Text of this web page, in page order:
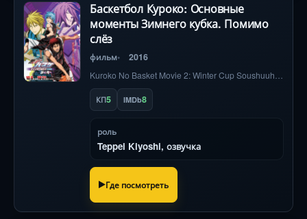
Баскетбол Куроко: Основные
моменты Зимнего кубка. Помимо
слёз
фильм 2016
КП5 IMDb8
роль
Teppei Kiyoshi, озвучка
Где посмотреть